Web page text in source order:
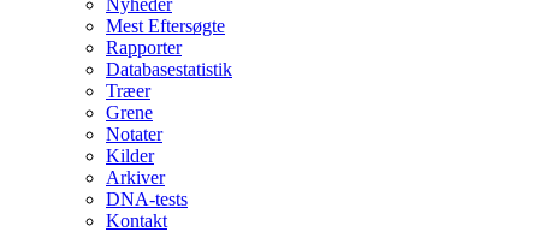
Mest Eftersøgte
Rapporter
Databasestatistik
Træer
Grene
Notater
Kilder
Arkiver
DNA-tests
Kontakt